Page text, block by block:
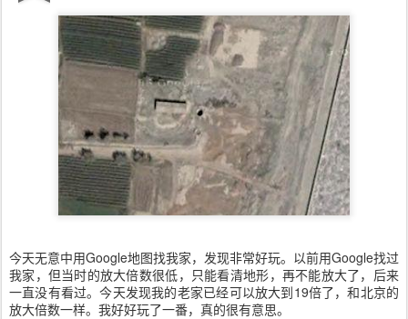
今天无意中用Google地图找我家，发现非常好玩。以前用Google找过
我家，但当时的放大倍数很低，只能看清地形，再不能放大了，后来
一直没有看过。今天发现我的老家已经可以放大到19倍了，和北京的
放大倍数一样。我好好玩了一番，真的很有意思。